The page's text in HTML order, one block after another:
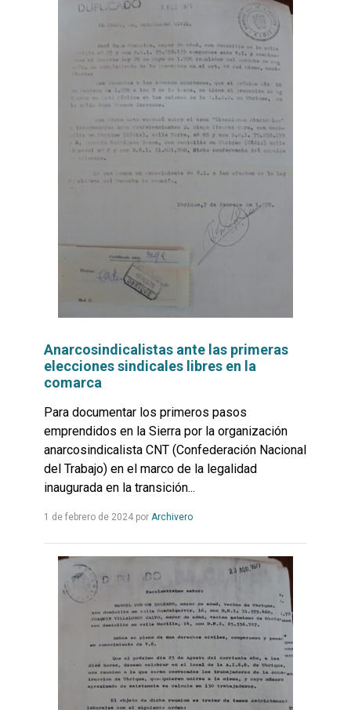
Anarcosindicalistas ante las primeras
elecciones sindicales libres en la
comarca
Para documentar los primeros pasos
emprendidos en la Sierra por la organización
anarcosindicalista CNT (Confederación Nacional
del Trabajo) en el marco de la legalidad
inaugurada en la transición...
1 de febrero de 2024por ArchiveroLeer